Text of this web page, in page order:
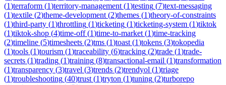
(1)terraform (1)territory-management (1)testing (7)text-messaging
(1)textile (2)theme-development (2)themes (1)theory-of-constraints
(1)third-party (1)throttling (1)ticketing (1)ticketing-system (1)tiktok
(1)tiktok-shop (4)time-off(1)time-to-market (1)time-tracking
(2)timeline (5)timesheets (2)tms (1)toast (1)tokens (3)tokopedia
(1)tools (1)tourism (1)traceability (6)tracking (2)trade (1)trade-
secrets (1)trading (1)training (8)transactional-email (1)transformation
(1)transparency (3)travel (3)trends (2)trendyol (1)triage
(1)troubleshooting (40)trust (1)tryton (1)tuning (2)turborepo